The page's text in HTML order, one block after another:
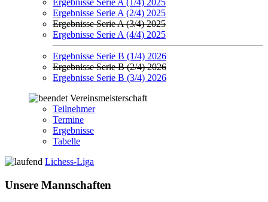
Ergebnisse Serie A (2/4) 2025
Ergebnisse Serie A (3/4) 2025
Ergebnisse Serie A (4/4) 2025
Ergebnisse Serie B (1/4) 2026
Ergebnisse Serie B (2/4) 2026
Ergebnisse Serie B (3/4) 2026
Vereinsmeisterschaft
Teilnehmer
Termine
Ergebnisse
Tabelle
Lichess-Liga
Unsere Mannschaften